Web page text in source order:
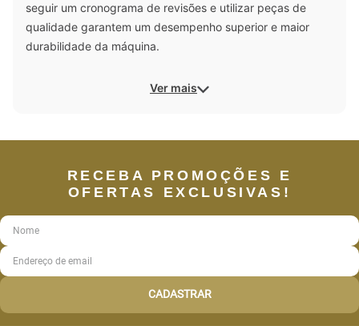
seguir um cronograma de revisões e utilizar peças de
qualidade garantem um desempenho superior e maior
durabilidade da máquina.
Ver mais
RECEBA PROMOÇÕES E
OFERTAS EXCLUSIVAS!
CADASTRAR